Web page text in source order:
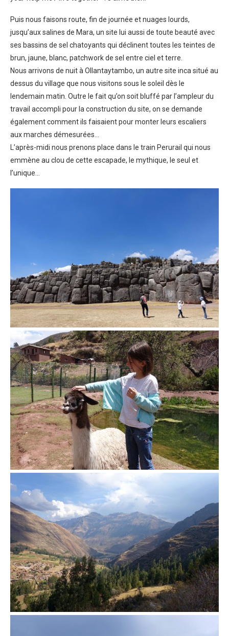
Puis nous faisons route, fin de journée et nuages lourds,
jusqu’aux salines de Mara, un site lui aussi de toute beauté avec
ses bassins de sel chatoyants qui déclinent toutes les teintes de
brun, jaune, blanc, patchwork de sel entre ciel et terre.
Nous arrivons de nuit à Ollantaytambo, un autre site inca situé au
dessus du village que nous visitons sous le soleil dès le
lendemain matin. Outre le fait qu’on soit bluffé par l’ampleur du
travail accompli pour la construction du site, on se demande
également comment ils faisaient pour monter leurs escaliers
aux marches démesurées…
L’après-midi nous prenons place dans le train Perurail qui nous
emmène au clou de cette escapade, le mythique, le seul et
l’unique…